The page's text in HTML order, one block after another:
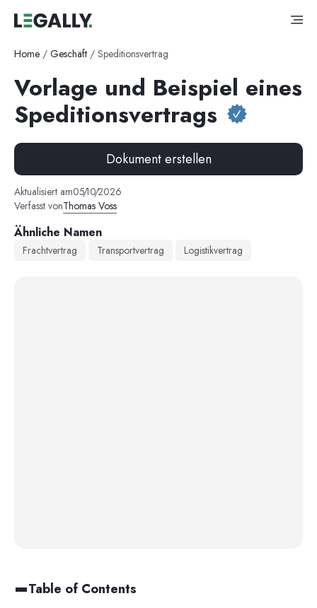
Home / Geschäft / Speditionsvertrag
Vorlage und Beispiel eines
Speditionsvertrags
Dokument erstellen
Aktualisiert am05/10/2026
Verfasst vonThomas Voss
Ähnliche Namen
Frachtvertrag Transportvertrag Logistikvertrag
Table of Contents